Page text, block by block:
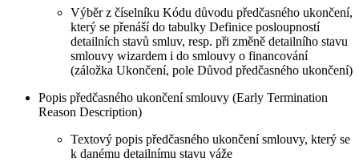
Výběr z číselníku Kódu důvodu předčasného ukončení,
který se přenáší do tabulky Definice posloupností
detailních stavů smluv, resp. při změně detailního stavu
smlouvy wizardem i do smlouvy o financování
(záložka Ukončení, pole Důvod předčasného ukončení)
Popis předčasného ukončení smlouvy (Early Termination
Reason Description)
Textový popis předčasného ukončení smlouvy, který se
k danému detailnímu stavu váže